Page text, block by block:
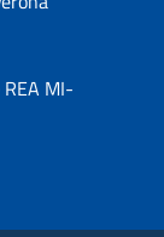
MI-